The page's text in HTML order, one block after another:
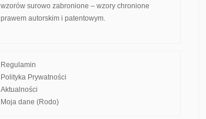
wzorów surowo zabronione – wzory chronione
prawem autorskim i patentowym.
Regulamin
Polityka Prywatności
Aktualności
Moja dane (Rodo)